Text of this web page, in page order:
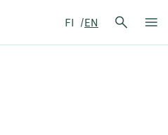
FI EN
Search